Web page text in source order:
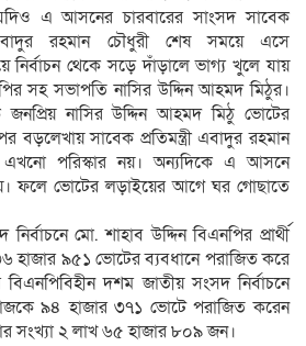
এ আসনের চারবারের সাংসদ সাবেক
রহমান চৌধুরী শেষ সময়ে এসে
নির্বাচন থেকে সড়ে দাঁড়ালে ভাগ্য খুলে যায়
সহ সভাপতি নাসির উদ্দিন আহমদ মিঠুর।
নাসির উদ্দিন আহমদ মিঠু ভোটের
বড়লেখায় সাবেক প্রতিমন্ত্রী এবাদুর রহমান
এখনো পরিস্কার নয়। অন্যদিকে এ আসনে
ফলে ভোটের লড়াইয়ের আগে ঘর গোছাতে
মো. শাহাব উদ্দিন বিএনপির প্রার্থী
হাজার ৯৫১ ভোটের ব্যবধানে পরাজিত করে
দশম জাতীয় সংসদ নির্বাচনে
৯৪ হাজার ৩৭১ ভোটে পরাজিত করেন
সংখ্যা ২ লাখ ৬৫ হাজার ৮০৯ জন।